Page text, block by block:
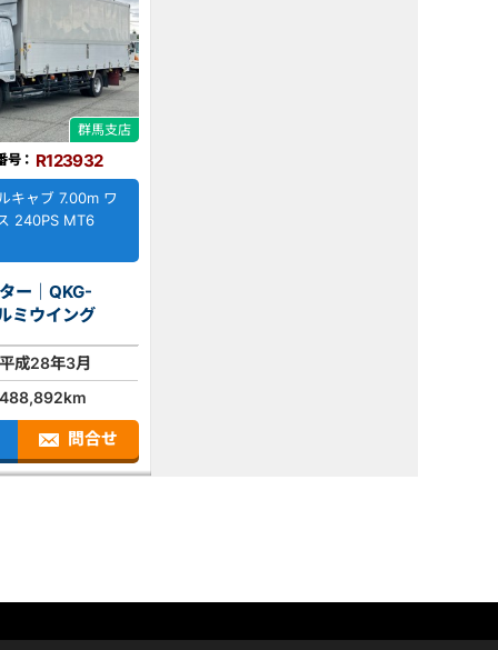
群馬支店
号： R123932
キャブ 7.00m ワ
240PS MT6
ー｜QKG-
｜ アルミウイング
平成28年3月
488,892km
問合せ